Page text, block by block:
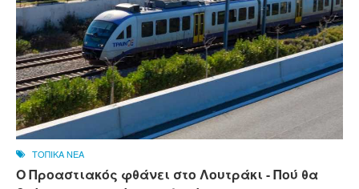
ΤΟΠΙΚΑ ΝΕΑ
Ο Προαστιακός φθάνει στο Λουτράκι - Πού θα